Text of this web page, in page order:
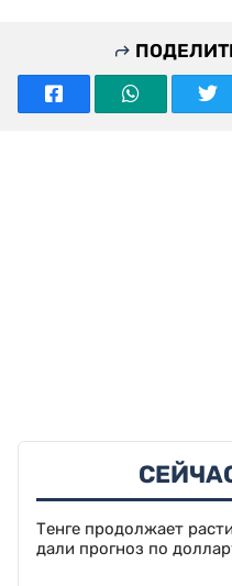
Тенге продолжает
дали прогноз по